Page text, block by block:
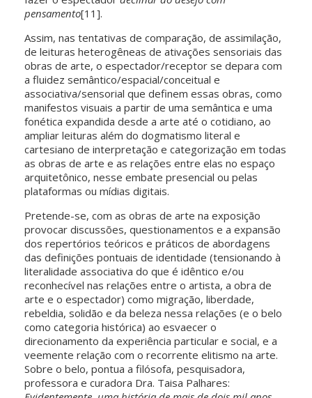
pensamento[11].
Assim, nas tentativas de comparação, de assimilação,
de leituras heterogêneas de ativações sensoriais das
obras de arte, o espectador/receptor se depara com
a fluidez semântico/espacial/conceitual e
associativa/sensorial que definem essas obras, como
manifestos visuais a partir de uma semântica e uma
fonética expandida desde a arte até o cotidiano, ao
ampliar leituras além do dogmatismo literal e
cartesiano de interpretação e categorização em todas
as obras de arte e as relações entre elas no espaço
arquitetônico, nesse embate presencial ou pelas
plataformas ou mídias digitais.
Pretende-se, com as obras de arte na exposição
provocar discussões, questionamentos e a expansão
dos repertórios teóricos e práticos de abordagens
das definições pontuais de identidade (tensionando à
literalidade associativa do que é idêntico e/ou
reconhecível nas relações entre o artista, a obra de
arte e o espectador) como migração, liberdade,
rebeldia, solidão e da beleza nessa relações (e o belo
como categoria histórica) ao esvaecer o
direcionamento da experiência particular e social, e a
veemente relação com o recorrente elitismo na arte.
Sobre o belo, pontua a filósofa, pesquisadora,
professora e curadora Dra. Taisa Palhares: